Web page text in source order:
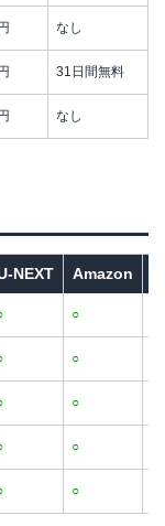
なし
31日間無料
なし
NEXT Amazon
○
○
○
○
○